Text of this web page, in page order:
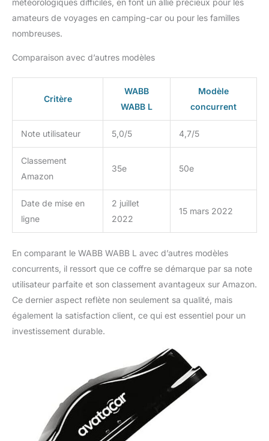
amateurs de voyages en camping-car ou pour les familles
nombreuses.
Comparaison avec d’autres modèles
Critère
WABB
WABB L
Modèle
concurrent
Note utilisateur 5,0/5 4,7/5
Classement
Amazon
35e 50e
Date de mise en
ligne
2 juillet
2022
15 mars 2022
En comparant le WABB WABB L avec d’autres modèles
concurrents, il ressort que ce coffre se démarque par sa note
utilisateur parfaite et son classement avantageux sur Amazon.
Ce dernier aspect reflète non seulement sa qualité, mais
également la satisfaction client, ce qui est essentiel pour un
investissement durable.